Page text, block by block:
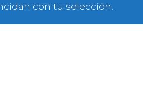
con tu selección.